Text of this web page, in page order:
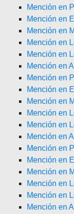
Mención en
Mención en
Mención en
Mención en
Mención en
Mención en
Mención en
Mención en
Mención en
Mención en
Mención en
Mención en
Mención en
Mención en
Mención en
Mención en
Mención en
Mención en